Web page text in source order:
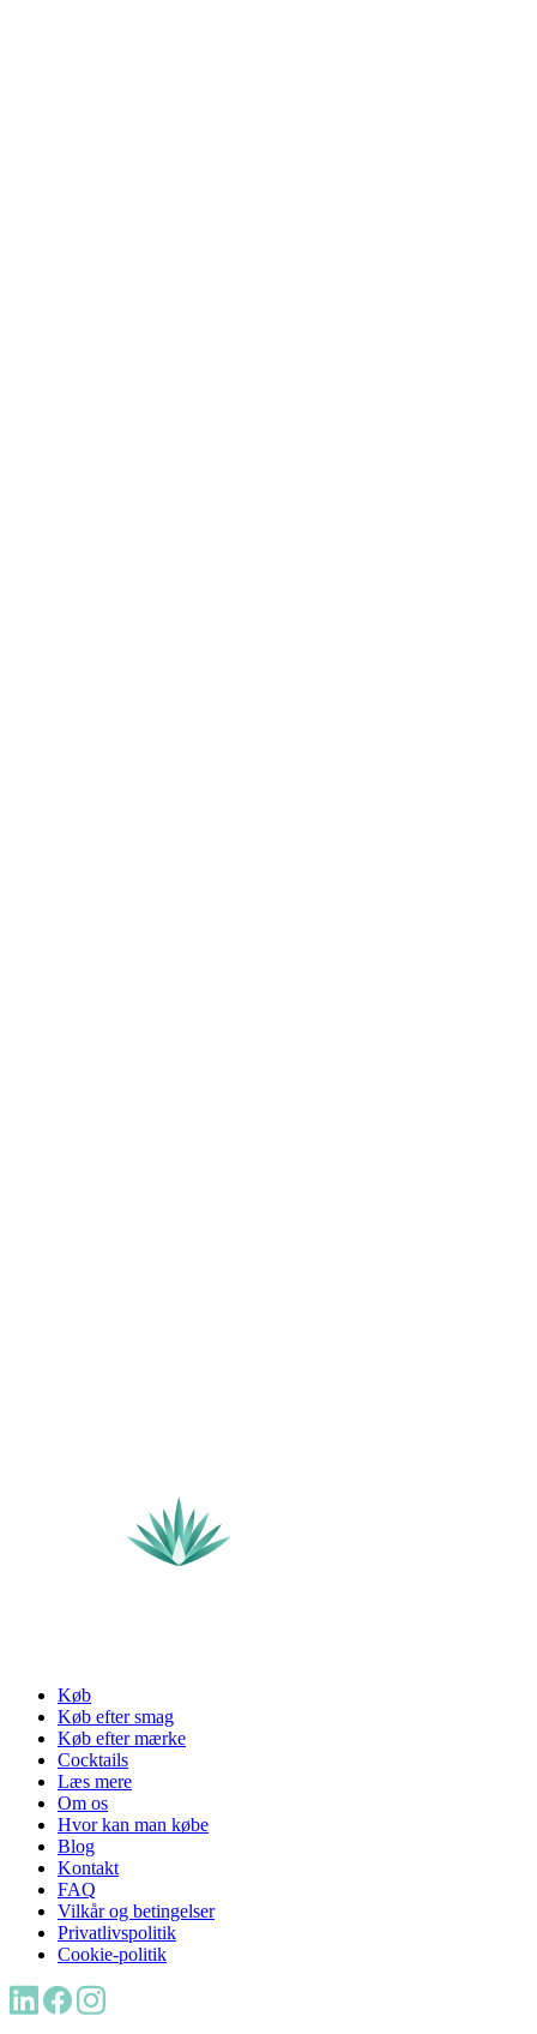
Køb
Køb efter smag
Køb efter mærke
Cocktails
Læs mere
Om os
Hvor kan man købe
Blog
Kontakt
FAQ
Vilkår og betingelser
Privatlivspolitik
Cookie-politik